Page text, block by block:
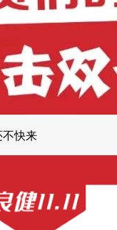
不快来